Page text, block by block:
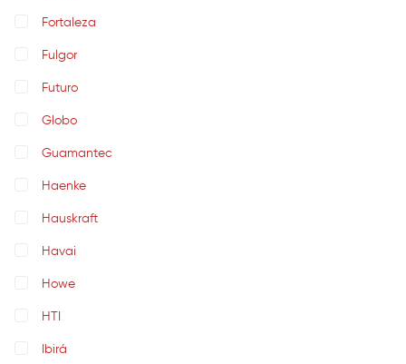
Fortaleza
Fulgor
Futuro
Globo
Guamantec
Haenke
Hauskraft
Havai
Howe
HTI
Ibirá